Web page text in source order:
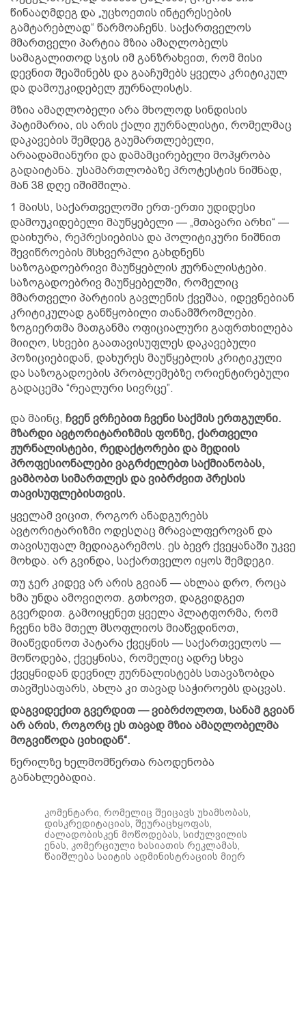
წინააღმდეგ და „უცხოეთის ინტერესების
გამტარებლად“ წარმოაჩენს. საქართველოს
მმართველი პარტია მზია ამაღლობელს
სამაგალითოდ სჯის იმ განზრახვით, რომ მისი
დევნით შეაშინებს და გააჩუმებს ყველა კრიტიკულ
და დამოუკიდებელ ჟურნალისტს.
მზია ამაღლობელი არა მხოლოდ სინდისის
პატიმარია, ის არის ქალი ჟურნალისტი, რომელმაც
დაკავების შემდეგ გაუმართლებელი,
არაადამიანური და დამამცირებელი მოპყრობა
გადაიტანა. უსამართლობაზე პროტესტის ნიშნად,
მან 38 დღე იშიმშილა.
1 მაისს, საქართველოში ერთ-ერთი უდიდესი
დამოუკიდებელი მაუწყებელი — „მთავარი არხი“ —
დაიხურა, რეპრესიებისა და პოლიტიკური ნიშნით
შევიწროების მსხვერპლი გახდნენს
საზოგადოებრივი მაუწყებლის ჟურნალისტები.
საზოგადოებრივ მაუწყებელში, რომელიც
მმართველი პარტიის გავლენის ქვეშაა, იდევნებიან
კრიტიკულად განწყობილი თანამშრომლები.
ზოგიერთმა მათგანმა ოფიციალური გაფრთხილება
მიიღო, სხვები გაათავისუფლეს დაკავებული
პოზიციებიდან, დახურეს მაუწყებლის კრიტიკული
და საზოგადოების პრობლემებზე ორიენტირებული
გადაცემა “რეალური სივრცე”.
და მაინც, ჩვენ ვრჩებით ჩვენი საქმის ერთგულნი.
მზარდი ავტორიტარიზმის ფონზე, ქართველი
ჟურნალისტები, რედაქტორები და მედიის
პროფესიონალები ვაგრძელებთ საქმიანობას,
ვამბობთ სიმართლეს და ვიბრძვით პრესის
თავისუფლებისთვის.
ყველამ ვიცით, როგორ ანადგურებს
ავტორიტარიზმი ოდესღაც მრავალფეროვან და
თავისუფალ მედიაგარემოს. ეს ბევრ ქვეყანაში უკვე
მოხდა. არ გვინდა, საქართველო იყოს შემდეგი.
თუ ჯერ კიდევ არ არის გვიან — ახლაა დრო, როცა
ხმა უნდა ამოვიღოთ. გთხოვთ, დაგვიდგეთ
გვერდით. გამოიყენეთ ყველა პლატფორმა, რომ
ჩვენი ხმა მთელ მსოფლიოს მიაწვდინოთ,
მიაწვდინოთ პატარა ქვეყნის — საქართველოს —
მოწოდება, ქვეყნისა, რომელიც ადრე სხვა
ქვეყნიდან დევნილ ჟურნალისტებს სთავაზობდა
თავშესაფარს, ახლა კი თავად საჭიროებს დაცვას.
დაგვიდექით გვერდით — ვიბრძოლოთ, სანამ გვიან
არ არის, როგორც ეს თავად მზია ამაღლობელმა
მოგვიწოდა ციხიდან“.
წერილზე ხელმომწერთა რაოდენობა
განახლებადია.
კომენტარი, რომელიც შეიცავს უხამსობას,
დისკრედიტაციას, შეურაცხყოფას,
ძალადობისკენ მოწოდებას, სიძულვილის
ენას, კომერციული ხასიათის რეკლამას,
წაიშლება საიტის ადმინისტრაციის მიერ